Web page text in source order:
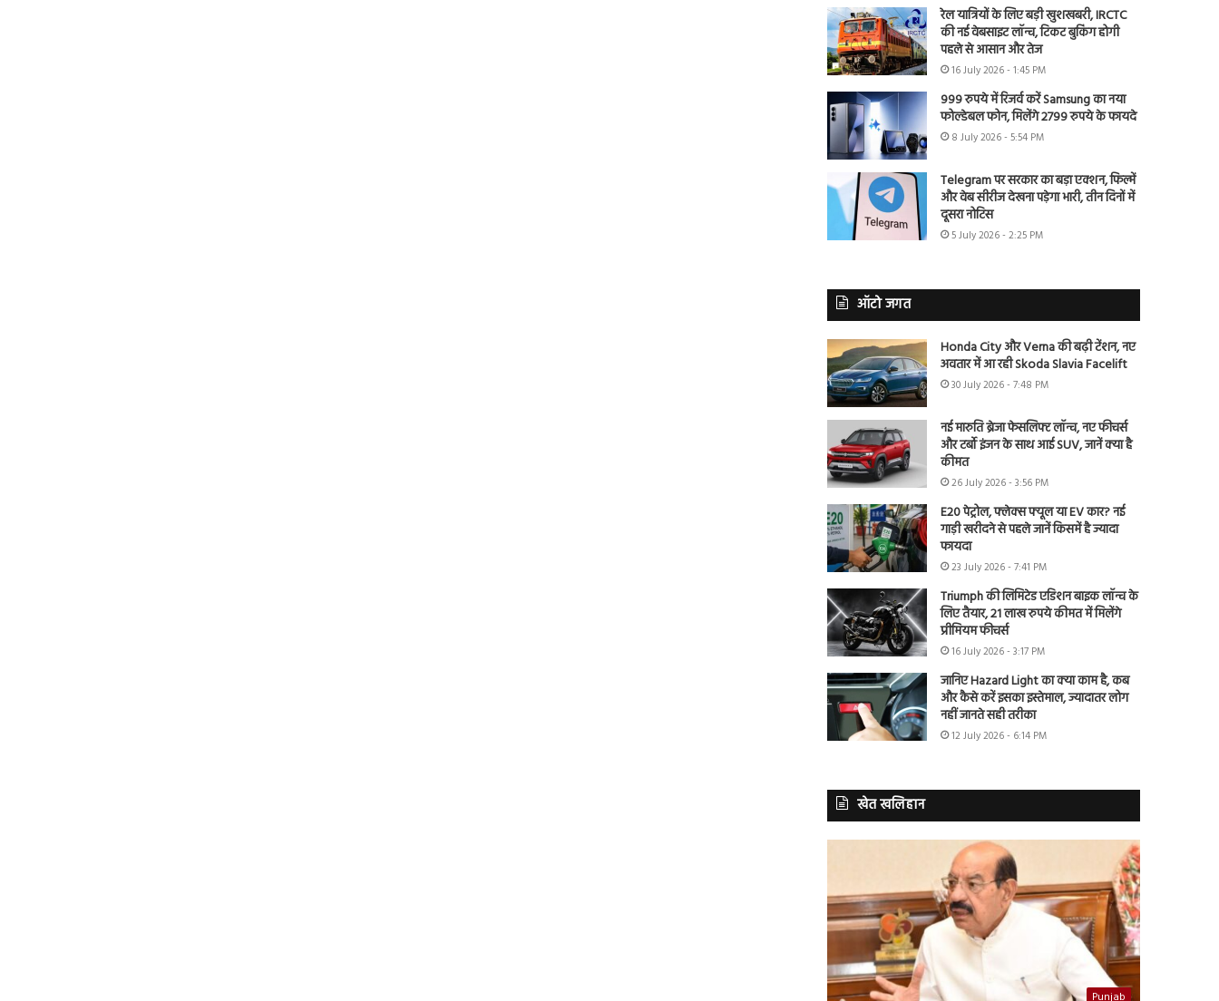
रेल यात्रियों के लिए बड़ी खुशखबरी, IRCTC
की नई वेबसाइट लॉन्च, टिकट बुकिंग होगी
पहले से आसान और तेज
16 July 2026 - 1:45 PM
999 रुपये में रिजर्व करें Samsung का नया
फोल्डेबल फोन, मिलेंगे 2799 रुपये के फायदे
8 July 2026 - 5:54 PM
Telegram पर सरकार का बड़ा एक्शन, फिल्में
और वेब सीरीज देखना पड़ेगा भारी, तीन दिनों में
दूसरा नोटिस
5 July 2026 - 2:25 PM
ऑटो जगत
Honda City और Verna की बढ़ी टेंशन, नए
अवतार में आ रही Skoda Slavia Facelift
30 July 2026 - 7:48 PM
नई मारुति ब्रेजा फेसलिफ्ट लॉन्च, नए फीचर्स
और टर्बो इंजन के साथ आई SUV, जानें क्या है
कीमत
26 July 2026 - 3:56 PM
E20 पेट्रोल, फ्लेक्स फ्यूल या EV कार? नई
गाड़ी खरीदने से पहले जानें किसमें है ज्यादा
फायदा
23 July 2026 - 7:41 PM
Triumph की लिमिटेड एडिशन बाइक लॉन्च के
लिए तैयार, 21 लाख रुपये कीमत में मिलेंगे
प्रीमियम फीचर्स
16 July 2026 - 3:17 PM
जानिए Hazard Light का क्या काम है, कब
और कैसे करें इसका इस्तेमाल, ज्यादातर लोग
नहीं जानते सही तरीका
12 July 2026 - 6:14 PM
खेत खलिहान
Punjab